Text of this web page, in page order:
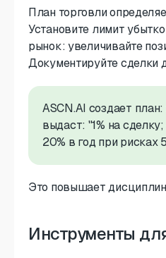
План торговли
Установите лимит
рынок: увеличивайте
Документируйте сделки
ASCN.AI создает
выдаст: "1% на
20% в год при рисках
Это повышает
Инструменты